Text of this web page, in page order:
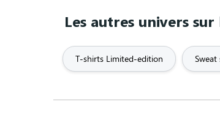
Les autres univers
T-shirts Limited-edition